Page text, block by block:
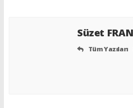
Süzet
Tüm Yazıları